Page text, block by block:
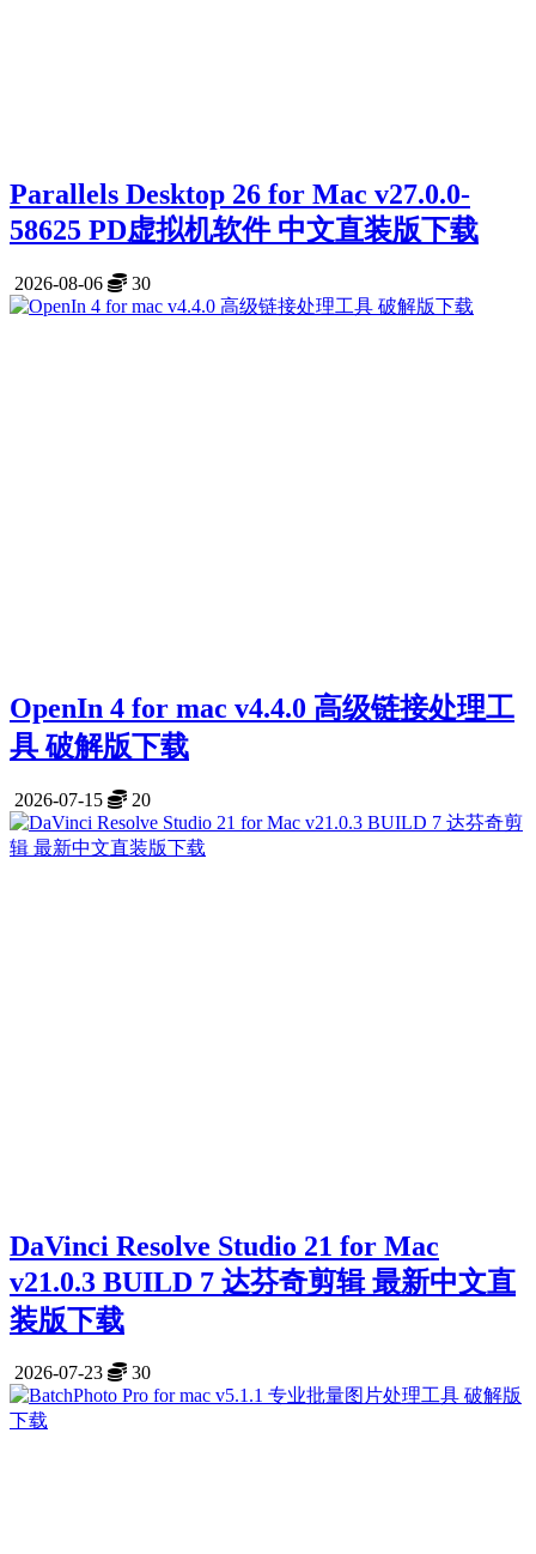
Parallels Desktop 26 for Mac v27.0.0-
58625 PD虚拟机软件 中文直装版下载
2026-08-06 30
OpenIn 4 for mac v4.4.0 高级链接处理工
具 破解版下载
2026-07-15 20
DaVinci Resolve Studio 21 for Mac
v21.0.3 BUILD 7 达芬奇剪辑 最新中文直
装版下载
2026-07-23 30